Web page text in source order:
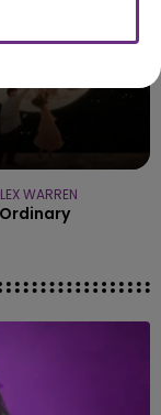
WARREN
Ordinary